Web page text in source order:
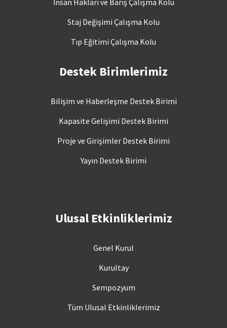
Staj Değişimi Çalışma Kolu
Tıp Eğitimi Çalışma Kolu
Destek Birimlerimiz
Bilişim ve Haberleşme Destek Birimi
Kapasite Gelişimi Destek Birimi
Proje ve Girişimler Destek Birimi
Yayın Destek Birimi
Ulusal Etkinliklerimiz
Genel Kurul
Kurultay
Sempozyum
Tüm Ulusal Etkinliklerimiz